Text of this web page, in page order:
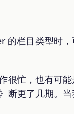
栏目类型时
很忙，也有可
断更了几期。